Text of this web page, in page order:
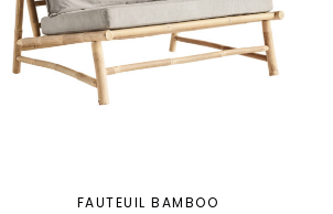
FAUTEUIL BAMBOO